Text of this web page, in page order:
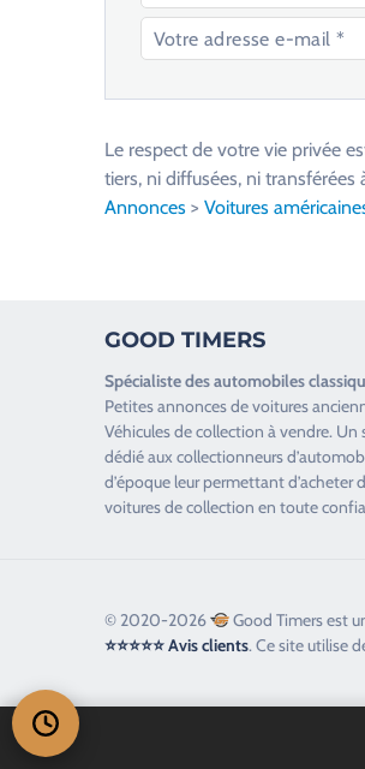
l
a
s
e
r
c
a
m
v
Le respect de votre vie privée
tiers, ni diffusées, ni transférées
Annonces > Voitures
GOOD TIMERS
Spécialiste desautomobiles
Petites annonces devoitures
Véhicules de collection à vendre. Un
dédié aux collectionneurs d’
d’époque leur permettant d’acheter
voitures de collection en toute
© 2020-2026 Good Timers est
⭐⭐⭐⭐⭐ Avis clients. Ce site utilise